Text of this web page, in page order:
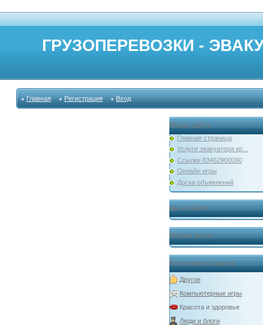
ГРУЗОПЕРЕВОЗКИ -
Главная Регистрация Вход
Меню сайта
Главная страница
Услуги эвакуатора кр...
Ссылки 83462900090
Онлайн игры
Доска объявлений
мы в скайпе
Форма входа
Категории раздела
Другое
Компьютерные игры
Красота и здоровье
Люди и блоги